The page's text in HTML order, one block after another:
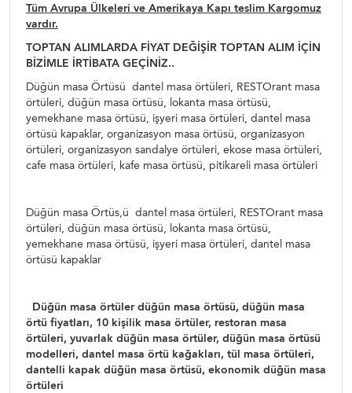
Tüm Avrupa Ülkeleri ve Amerikaya Kapı teslim Kargomuz
vardır.
TOPTAN ALIMLARDA FİYAT DEĞİŞİR TOPTAN ALIM İÇİN
BİZİMLE İRTİBATA GEÇİNİZ..
Düğün masa Örtüsü dantel masa örtüleri, RESTOrant masa
örtüleri, düğün masa örtüsü, lokanta masa örtüsü,
yemekhane masa örtüsü, işyeri masa örtüleri, dantel masa
örtüsü kapaklar, organizasyon masa örtüsü, organizasyon
örtüleri, organizasyon sandalye örtüleri, ekose masa örtüleri,
cafe masa örtüleri, kafe masa örtüsü, pitikareli masa örtüleri
Düğün masa Örtüs,ü dantel masa örtüleri, RESTOrant masa
örtüleri, düğün masa örtüsü, lokanta masa örtüsü,
yemekhane masa örtüsü, işyeri masa örtüleri, dantel masa
örtüsü kapaklar
Düğün masa örtüler düğün masa örtüsü, düğün masa
örtü fiyatları, 10 kişilik masa örtüler, restoran masa
örtüleri, yuvarlak düğün masa örtüler, düğün masa örtüsü
modelleri, dantel masa örtü kağakları, tül masa örtüleri,
dantelli kapak düğün masa örtüsü, ekonomik düğün masa
örtüleri